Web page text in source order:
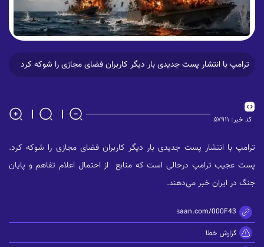
ترامپ با انتشار پست جدیدی بار دیگر کاربران فضای مجازی را شوکه کرد
کد خبر: ۵۷۹۱۱
ترامپ با انتشار پست جدیدی بار دیگر کاربران فضای مجازی را شوکه کرد.
پست عجیب ترامپ درحالی است که منابع از احتمال اعلام تفاهم و پایان
جنگ در ایران خبر می‌دهند.
https://zisaan.com/000F43
گزارش خطا